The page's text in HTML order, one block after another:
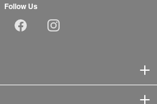
Follow Us